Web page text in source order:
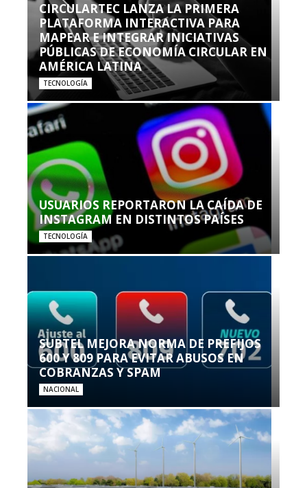
CIRCULARTEC LANZA LA PRIMERA
PLATAFORMA INTERACTIVA PARA
MAPEAR E INTEGRAR INICIATIVAS
PÚBLICAS DE ECONOMÍA CIRCULAR EN
AMÉRICA LATINA
TECNOLOGÍA
USUARIOS REPORTARON LA CAÍDA DE
INSTAGRAM EN DISTINTOS PAÍSES
TECNOLOGÍA
SUBTEL MEJORA NORMA DE PREFIJOS
600 Y 809 PARA EVITAR ABUSOS EN
COBRANZAS Y SPAM
NACIONAL